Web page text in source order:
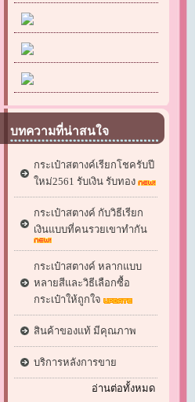
บทความที่น่าสนใจ
กระเป๋าสตางค์เรียกโชครับปี
ใหม่2561 รับเงิน รับทอง
กระเป๋าสตางค์ กับวิธีเรียก
เงินแบบที่คนรวยเขาทำกัน
กระเป๋าสตางค์ หลากแบบ
หลายสีและวิธีเลือกซื้อ
กระเป๋าให้ถูกใจ
สินค้าของแท้ มีคุณภาพ
บริการหลังการขาย
อ่านต่อทั้งหมด